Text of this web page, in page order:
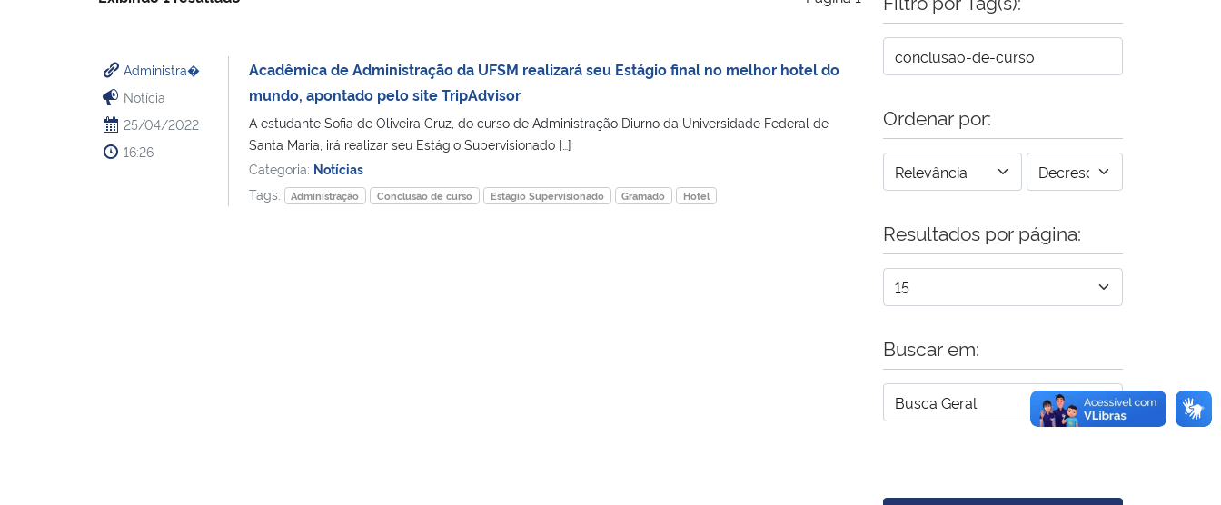
Administra�
Notícia
25/04/2022
16:26
Acadêmica de Administração da UFSM realizará seu Estágio final no melhor hotel do
mundo, apontado pelo site TripAdvisor
A estudante Sofia de Oliveira Cruz, do curso de Administração Diurno da Universidade Federal de
Santa Maria, irá realizar seu Estágio Supervisionado […]
Categoria: Notícias
Tags:
Administração Conclusão de curso Estágio Supervisionado Gramado Hotel
Ordenar por:
Resultados por página:
Buscar em: